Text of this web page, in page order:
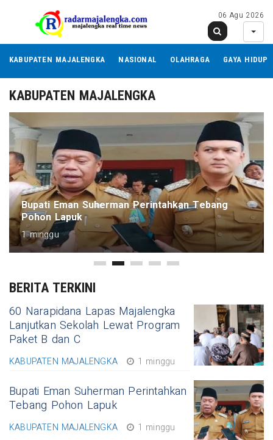
06 Agu 2026
KABUPATEN MAJALENGKA NASIONAL OLAHRAGA GAYA HIDUP
KABUPATEN MAJALENGKA
Bupati Eman Suherman Perintahkan Tebang
Pohon Lapuk
1 minggu
BERITA TERKINI
60 Narapidana Lapas Majalengka
Lanjutkan Sekolah Lewat Program
Paket B dan C
KABUPATEN MAJALENGKA 1 minggu
Bupati Eman Suherman Perintahkan
Tebang Pohon Lapuk
KABUPATEN MAJALENGKA 1 minggu